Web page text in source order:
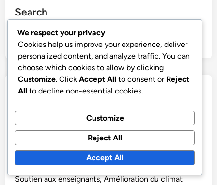
Search
Search
for:
Recent Posts
Soutien Pour Les Parents: Conseils pratiques, Gestion
du stress parental, Équilibre travail-vie personnelle
Soutien Pour Les Familles: Forfaits familiaux,
Consultations groupées, Tarifs préférentiels
Soutien En Milieu Scolaire: Interventions précoces,
Soutien aux enseignants, Amélioration du climat
We respect your privacy
Cookies help us improve your experience, deliver
personalized content, and analyze traffic. You can
choose which cookies to allow by clicking
Customize. Click Accept All to consent or Reject
All to decline non-essential cookies.
Customize
Reject All
Accept All